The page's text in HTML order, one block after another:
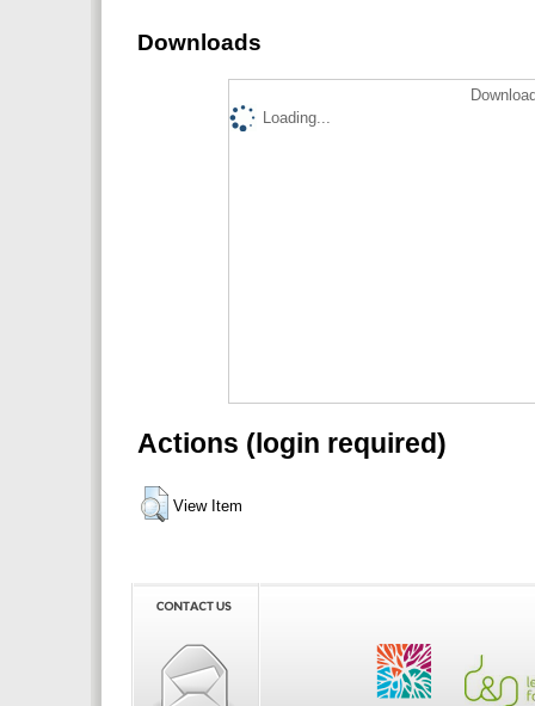
Downloads
Loading...
Actions (login required)
View Item